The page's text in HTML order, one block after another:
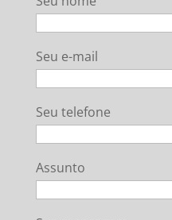
Seu e-mail
Seu telefone
Assunto